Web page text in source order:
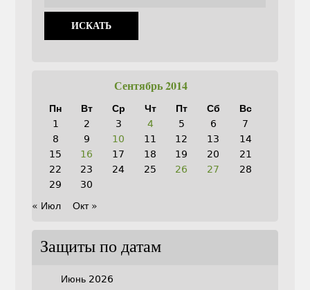
Сентябрь 2014
Пн Вт Ср Чт Пт Сб
Вс
1
2 3 4 5 6
7
8
9 10 11 12 13
14
15
16 17 18 19 20
21
22
23 24 25 26 27
28
29
30
« Июл
Окт »
Защиты по датам
Июнь 2026